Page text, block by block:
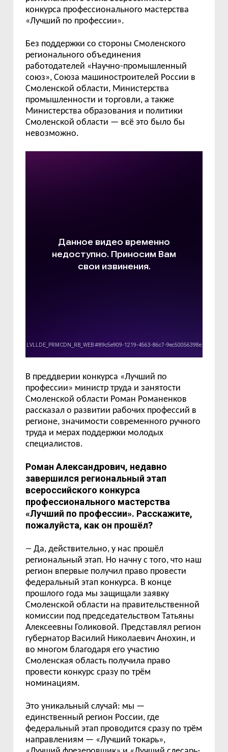
конкурса профессионального мастерства
«Лучший по профессии».
Без поддержки со стороны Смоленского
регионального объединения
работодателей «Научно-промышленный
союз», Союза машиностроителей России в
Смоленской области, Министерства
промышленности и торговли, а также
Министерства образования и политики
Смоленской области — всё это было бы
невозможно.
В преддверии конкурса «Лучший по
профессии» министр труда и занятости
Смоленской области Роман Романенков
рассказал о развитии рабочих профессий в
регионе, значимости современного ручного
труда и мерах поддержки молодых
специалистов.
Роман Александрович, недавно
завершился региональный этап
всероссийского конкурса
профессионального мастерства
«Лучший по профессии». Расскажите,
пожалуйста, как он прошёл?
—Да, действительно, у нас прошёл
региональный этап. Но начну с того, что наш
регион впервые получил право провести
федеральный этап конкурса. В конце
прошлого года мы защищали заявку
Смоленской области на правительственной
комиссии под председательством Татьяны
Алексеевны Голиковой. Представлял регион
губернатор Василий Николаевич Анохин, и
во многом благодаря его участию
Смоленская область получила право
провести конкурс сразу по трём
номинациям.
Это уникальный случай: мы —
единственный регион России, где
федеральный этап проводится сразу по трём
направлениям — «Лучший токарь»,